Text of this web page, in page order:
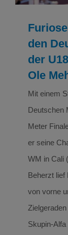
den
der
Ole
Mit einem
Deutschen
Meter
er seine
WM in Cali
Beherzt lief
von vorne
Skupin-